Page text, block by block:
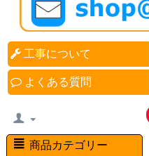
工事について
よくある質問
商品カテゴリー